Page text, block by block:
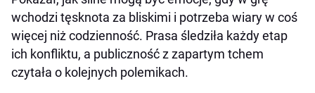
wchodzi tęsknota za bliskimi i potrzeba wiary w coś
więcej niż codzienność. Prasa śledziła każdy etap
ich konfliktu, a publiczność z zapartym tchem
czytała o kolejnych polemikach.